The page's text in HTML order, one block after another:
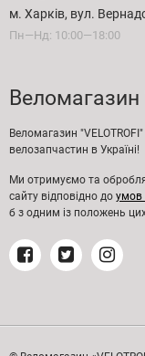
м. Харків, вул.
Пн—Нд: 10:00—18:00
Веломагазин
Веломагазин
велозапчастин в Україні!
Ми отримуємо та
сайту відповідно до умов
б з одним із положень